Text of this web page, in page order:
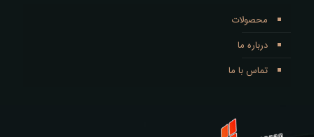
محصولات
درباره ما
تماس با ما